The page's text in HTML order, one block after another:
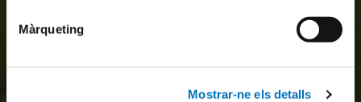
Màrqueting
Mostrar-ne els detalls